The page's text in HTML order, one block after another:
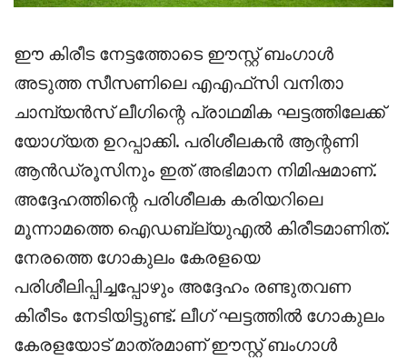
ഈ കിരീട നേട്ടത്തോടെ ഈസ്റ്റ് ബംഗാൾ
അടുത്ത സീസണിലെ എഎഫ്‌സി വനിതാ
ചാമ്പ്യൻസ് ലീഗിന്റെ പ്രാഥമിക ഘട്ടത്തിലേക്ക്
യോഗ്യത ഉറപ്പാക്കി. പരിശീലകൻ ആന്റണി
ആൻഡ്രൂസിനും ഇത് അഭിമാന നിമിഷമാണ്.
അദ്ദേഹത്തിന്റെ പരിശീലക കരിയറിലെ
മൂന്നാമത്തെ ഐഡബ്ല്യുഎൽ കിരീടമാണിത്.
നേരത്തെ ഗോകുലം കേരളയെ
പരിശീലിപ്പിച്ചപ്പോഴും അദ്ദേഹം രണ്ടുതവണ
കിരീടം നേടിയിട്ടുണ്ട്. ലീഗ് ഘട്ടത്തിൽ ഗോകുലം
കേരളയോട് മാത്രമാണ് ഈസ്റ്റ് ബംഗാൾ